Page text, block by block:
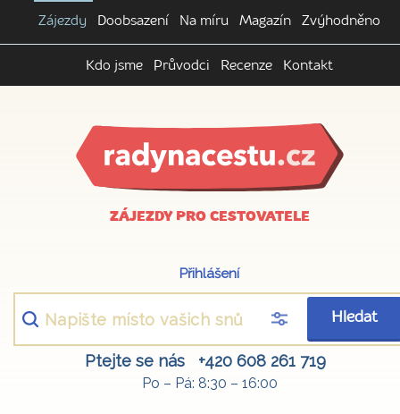
Zájezdy Doobsazení Na míru Magazín Zvýhodněno
Kdo jsme Průvodci Recenze Kontakt
ZÁJEZDY PRO CESTOVATELE
Přihlášení
Hledat
Ptejte se nás +420 608 261 719
Po – Pá: 8:30 – 16:00